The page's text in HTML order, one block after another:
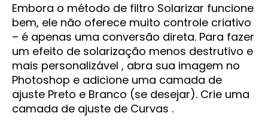
Embora o método de filtro Solarizar funcione
bem, ele não oferece muito controle criativo
– é apenas uma conversão direta. Para fazer
um efeito de solarização menos destrutivo e
mais personalizável , abra sua imagem no
Photoshop e adicione uma camada de
ajuste Preto e Branco (se desejar). Crie uma
camada de ajuste de Curvas .